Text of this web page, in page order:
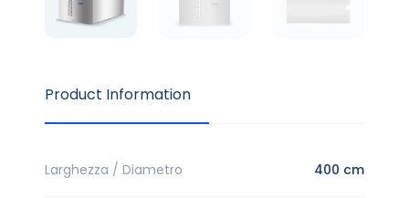
Product Information
Larghezza / Diametro 400 cm